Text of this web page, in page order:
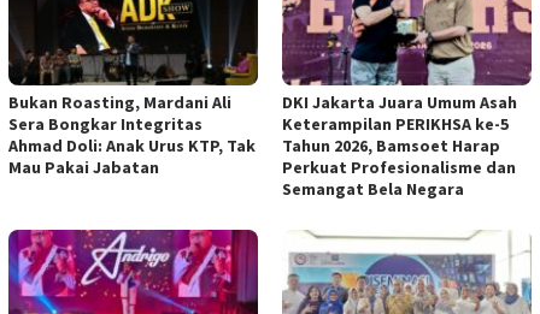
Bukan Roasting, Mardani Ali
Sera Bongkar Integritas
Ahmad Doli: Anak Urus KTP, Tak
Mau Pakai Jabatan
DKI Jakarta Juara Umum Asah
Keterampilan PERIKHSA ke-5
Tahun 2026, Bamsoet Harap
Perkuat Profesionalisme dan
Semangat Bela Negara